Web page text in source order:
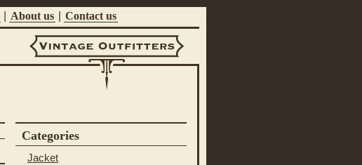
About us Contact us
Categories
Jacket